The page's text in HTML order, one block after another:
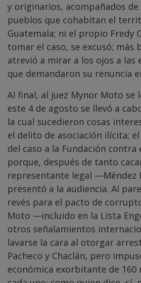
y originarios, acompañados
pueblos que cohabitan el
Guatemala; ni el propio Fredy
tomar el caso, se excusó; más
atrevió a mirar a los ojos a las
que demandaron su renuncia
Al final, al juez Mynor Moto se
este 4 de agosto se llevó a
la cual sucedieron cosas
el delito de asociación ilícita;
del caso a la Fundación
porque, después de tanto
representante legal —Méndez
presentó a la audiencia. Al
revés para el pacto de
Moto —incluido en la Lista
otros señalamientos
lavarse la cara al otorgar
Pacheco y Chaclán, pero
económica exorbitante de 160